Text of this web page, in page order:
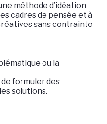
méthode d’idéation
cadres de pensée et à
sans contrainte
ou la
de formuler des
solutions.